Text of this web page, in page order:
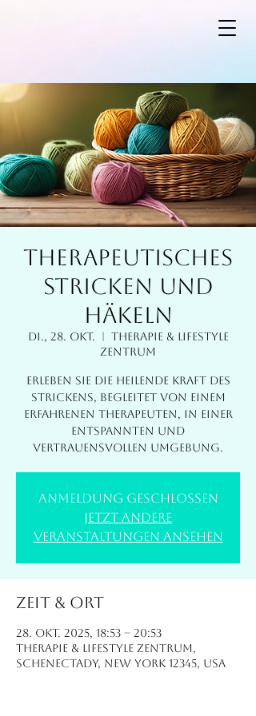
Therapeutisches
Stricken und
Häkeln
Di., 28. Okt.
Therapie & Lifestyle
Zentrum
Erleben Sie die heilende Kraft des
Strickens, begleitet von einem
erfahrenen Therapeuten, in einer
entspannten und
vertrauensvollen Umgebung.
Anmeldung geschlossen
Jetzt andere
Veranstaltungen ansehen
Zeit & Ort
28. Okt. 2025, 18:53 – 20:53
Therapie & Lifestyle Zentrum,
Schenectady, New York 12345, USA